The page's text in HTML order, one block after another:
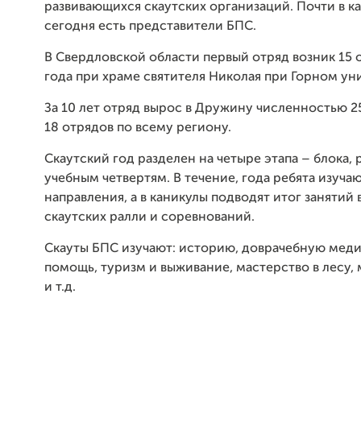
развивающихся скаутских организаций. Почти в
сегодня есть представители БПС.
В Свердловской области первый отряд возник 15
года при храме святителя Николая при Горном
За 10 лет отряд вырос в Дружину численностью
18 отрядов по всему региону.
Скаутский год разделен на четыре этапа – блока,
учебным четвертям. В течение, года ребята
направления, а в каникулы подводят итог
скаутских ралли и соревнований.
Скауты БПС изучают: историю, доврачебную
помощь, туризм и выживание, мастерство в лесу,
и т.д.